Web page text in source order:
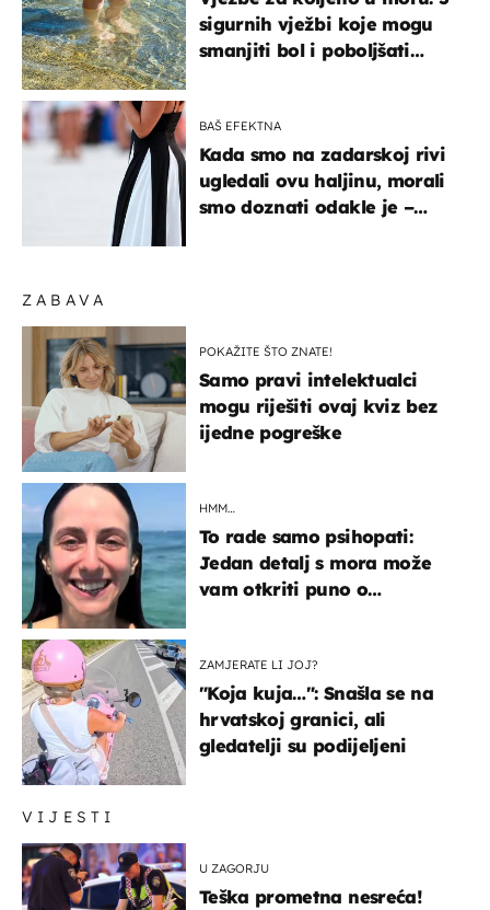
VIJESTI
U ZAGORJU
Teška prometna nesreća!
ZABAVA
POKAŽITE ŠTO ZNATE!
Samo pravi intelektualci
mogu riješiti ovaj kviz bez
ijedne pogreške
HMM…
To rade samo psihopati:
Jedan detalj s mora može
vam otkriti puno o
ZAMJERATE LI JOJ?
"Koja kuja…": Snašla se na
hrvatskoj granici, ali
gledatelji su podijeljeni
sigurnih vježbi koje mogu
smanjiti bol i poboljšati
BAŠ EFEKTNA
Kada smo na zadarskoj rivi
ugledali ovu haljinu, morali
smo doznati odakle je –